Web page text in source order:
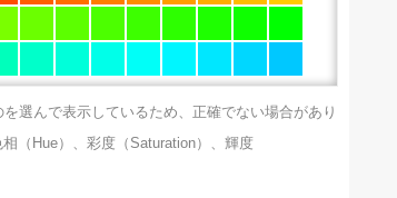
選んで表示しているため、正確でない場合があり
（Hue）、彩度（Saturation）、輝度